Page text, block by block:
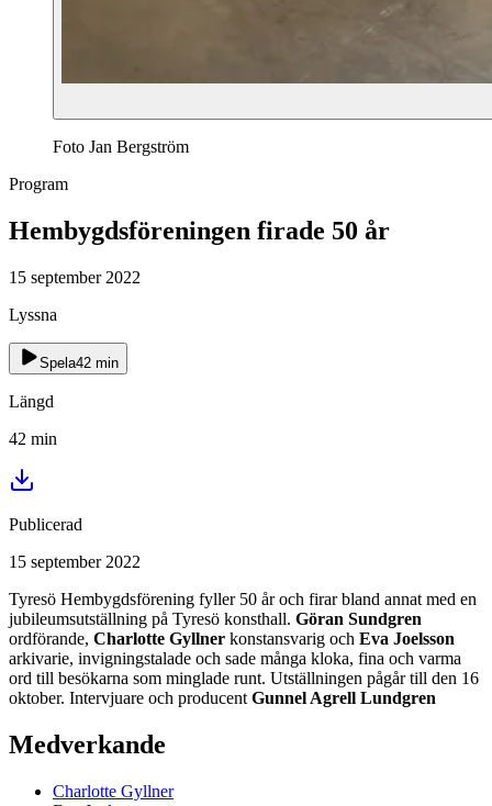
Foto Jan Bergström
Program
Hembygdsföreningen firade 50 år
15 september 2022
Lyssna
Spela42 min
Längd
42 min
Publicerad
15 september 2022
Tyresö Hembygdsförening fyller 50 år och firar bland annat med en
jubileumsutställning på Tyresö konsthall. Göran Sundgren
ordförande, Charlotte Gyllner konstansvarig och Eva Joelsson
arkivarie, invigningstalade och sade många kloka, fina och varma
ord till besökarna som minglade runt. Utställningen pågår till den 16
oktober. Intervjuare och producent Gunnel Agrell Lundgren
Medverkande
Charlotte Gyllner